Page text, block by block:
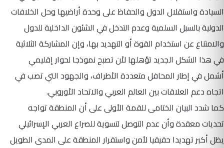
السيادة واستقلال الدول والحفاظ على وحدة أراضيها وحل الخلافات
الدولية بالسبل السلمية وعدم التدخل في الشئون الداخلية للدول
والامتناع عن استخدام القوة أو التهديد بها، وإن المشاركة الثلاثية
في هذا الشكل الجديد تؤهلها لأن تصبح نموذجا لحوار إقليمي
أشمل في إطار المحافل متعددة الأطراف، والجهود التي تصب في
اتجاه دعم العلاقات بين العالم العربي والاتحاد الأوروبي.
كما شدد البيان الختامى للقمة الأولى على أن المنطقة تواجه
تحديات معقدة وأن عدم التوصل لتسوية للصراع العربي الإسرائيلي
يظل أكبر تهديدا حقيقيا لأمن واستقرار المنطقة على المدى الطويل